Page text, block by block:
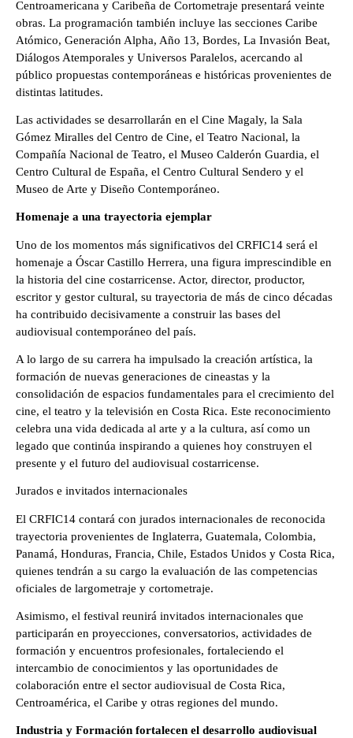
Centroamericana y Caribeña de Cortometraje presentará veinte
obras. La programación también incluye las secciones Caribe
Atómico, Generación Alpha, Año 13, Bordes, La Invasión Beat,
Diálogos Atemporales y Universos Paralelos, acercando al
público propuestas contemporáneas e históricas provenientes de
distintas latitudes.
Las actividades se desarrollarán en el Cine Magaly, la Sala
Gómez Miralles del Centro de Cine, el Teatro Nacional, la
Compañía Nacional de Teatro, el Museo Calderón Guardia, el
Centro Cultural de España, el Centro Cultural Sendero y el
Museo de Arte y Diseño Contemporáneo.
Homenaje a una trayectoria ejemplar
Uno de los momentos más significativos del CRFIC14 será el
homenaje a Óscar Castillo Herrera, una figura imprescindible en
la historia del cine costarricense. Actor, director, productor,
escritor y gestor cultural, su trayectoria de más de cinco décadas
ha contribuido decisivamente a construir las bases del
audiovisual contemporáneo del país.
A lo largo de su carrera ha impulsado la creación artística, la
formación de nuevas generaciones de cineastas y la
consolidación de espacios fundamentales para el crecimiento del
cine, el teatro y la televisión en Costa Rica. Este reconocimiento
celebra una vida dedicada al arte y a la cultura, así como un
legado que continúa inspirando a quienes hoy construyen el
presente y el futuro del audiovisual costarricense.
Jurados e invitados internacionales
El CRFIC14 contará con jurados internacionales de reconocida
trayectoria provenientes de Inglaterra, Guatemala, Colombia,
Panamá, Honduras, Francia, Chile, Estados Unidos y Costa Rica,
quienes tendrán a su cargo la evaluación de las competencias
oficiales de largometraje y cortometraje.
Asimismo, el festival reunirá invitados internacionales que
participarán en proyecciones, conversatorios, actividades de
formación y encuentros profesionales, fortaleciendo el
intercambio de conocimientos y las oportunidades de
colaboración entre el sector audiovisual de Costa Rica,
Centroamérica, el Caribe y otras regiones del mundo.
Industria y Formación fortalecen el desarrollo audiovisual